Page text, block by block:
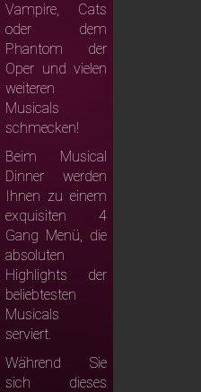
Vampire, Cats
oder dem
Phantom der
Oper und vielen
weiteren
Musicals
schmecken!
Beim Musical
Dinner werden
Ihnen zu einem
exquisiten 4
Gang Menü, die
absoluten
Highlights der
beliebtesten
Musicals
serviert.
Während Sie
sich dieses